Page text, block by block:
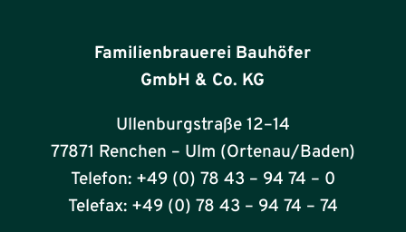
Familienbrauerei Bauhöfer
GmbH & Co. KG
Ullenburgstraße 12–14
77871 Renchen – Ulm (Ortenau/Baden)
Telefon: +49 (0) 78 43 – 94 74 – 0
Telefax: +49 (0) 78 43 – 94 74 – 74